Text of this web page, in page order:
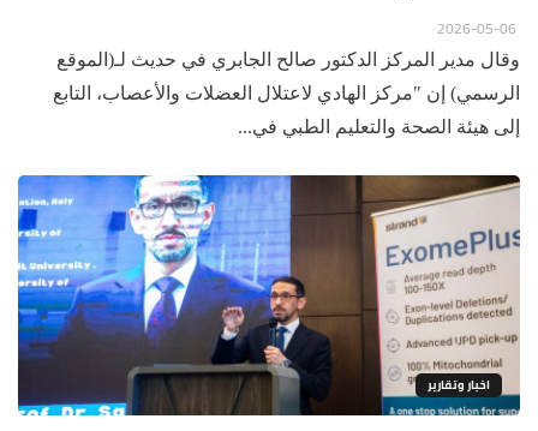
وقال مدير المركز الدكتور صالح الجابري في حديث لـ(الموقع
الرسمي) إن "مركز الهادي لاعتلال العضلات والأعصاب، التابع
إلى هيئة الصحة والتعليم الطبي في...
اخبار وتقارير